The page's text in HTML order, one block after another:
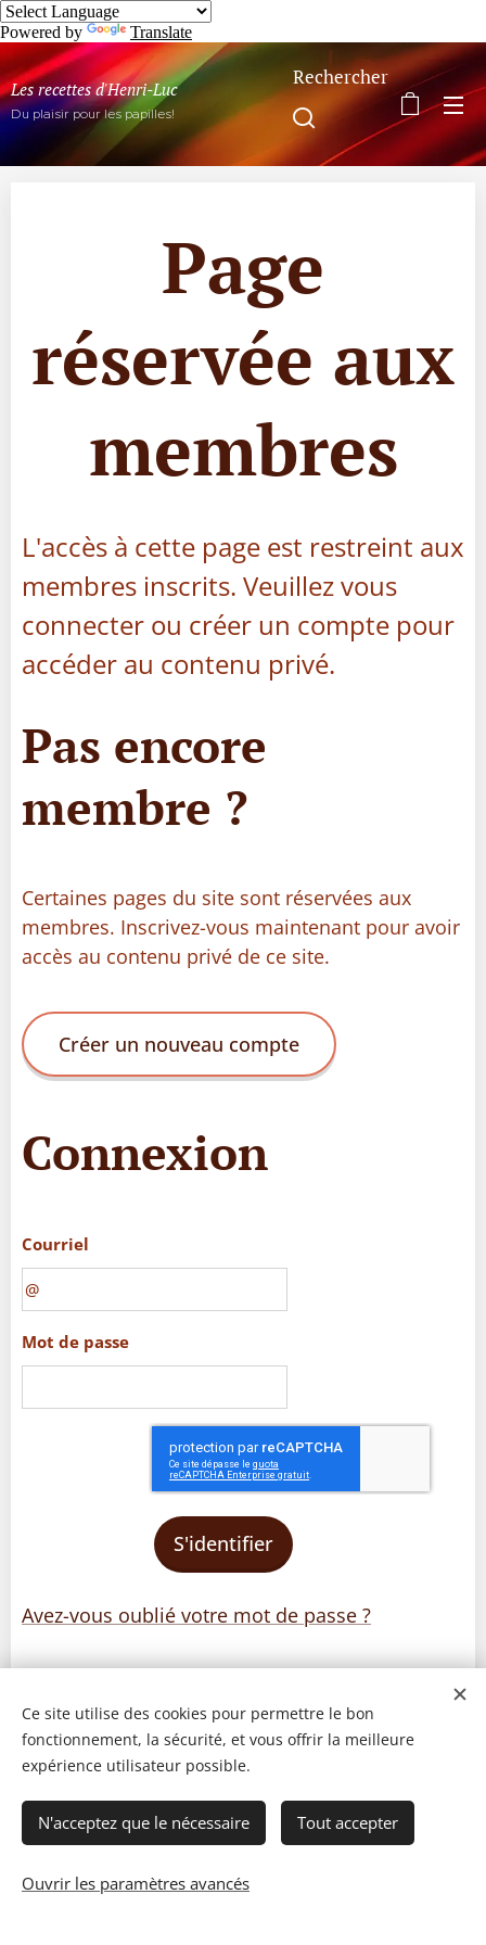
Powered by Translate
Les recettes d'Henri-Luc
Du plaisir pour les papilles!
Rechercher
Page
réservée aux
membres
L'accès à cette page est restreint aux
membres inscrits. Veuillez vous
connecter ou créer un compte pour
accéder au contenu privé.
Pas encore
membre ?
Certaines pages du site sont réservées aux
membres. Inscrivez-vous maintenant pour avoir
accès au contenu privé de ce site.
Créer un nouveau compte
Connexion
Courriel
Mot de passe
S'identifier
Avez-vous oublié votre mot de passe ?
© 2023 Les recettes d'Henri-Luc. Tous droits réservés.
Ce site utilise des cookies pour permettre le bon
fonctionnement, la sécurité, et vous offrir la meilleure
expérience utilisateur possible.
N'acceptez que le nécessaire Tout accepter
Ouvrir les paramètres avancés